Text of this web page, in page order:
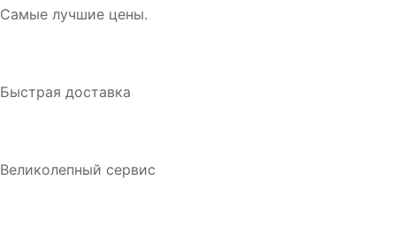
Самые лучшие цены.
Быстрая доставка
Великолепный сервис